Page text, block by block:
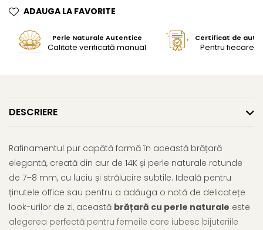
ADAUGA LA FAVORITE
Perle Naturale Autentice
Calitate verificată manual
Certificat de
Pentru fiecare
DESCRIERE
Rafinamentul pur capătă formă în această brățară
elegantă, creată din aur de 14K și perle naturale rotunde
de 7–8 mm, cu luciu și strălucire subtile. Ideală pentru
ținutele office sau pentru a adăuga o notă de delicatețe
look-urilor de zi, această brățară cu perle naturale este
alegerea perfectă pentru femeile care iubesc bijuteriile